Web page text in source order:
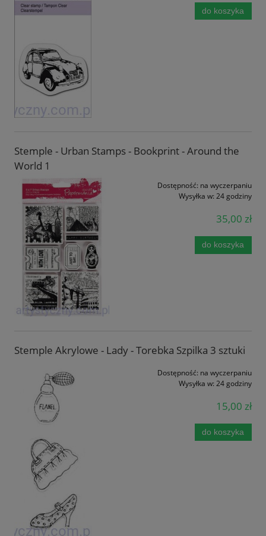
do koszyka
Stemple - Urban Stamps - Bookprint - Around the
World 1
Dostępność: na wyczerpaniu
Wysyłka w: 24 godziny
35,00 zł
do koszyka
Stemple Akrylowe - Lady - Torebka Szpilka 3 sztuki
Dostępność: na wyczerpaniu
Wysyłka w: 24 godziny
15,00 zł
do koszyka